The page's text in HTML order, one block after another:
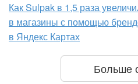
Как Sulpak в 1,5 раза
в магазины с помощью
в Яндекс Картах
Больше